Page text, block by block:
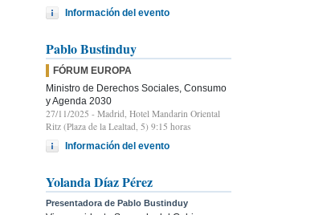
Información del evento
Pablo Bustinduy
FÓRUM EUROPA
Ministro de Derechos Sociales, Consumo
y Agenda 2030
27/11/2025 - Madrid, Hotel Mandarin Oriental
Ritz (Plaza de la Lealtad, 5) 9:15 horas
Información del evento
Yolanda Díaz Pérez
Presentadora de Pablo Bustinduy